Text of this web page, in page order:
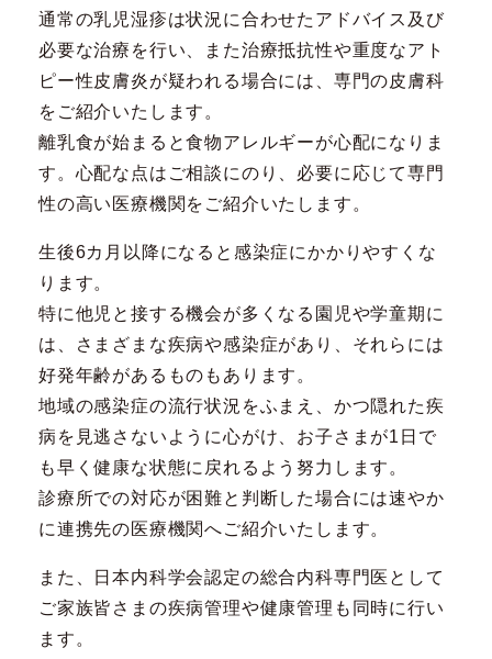
通常の乳児湿疹は状況に合わせたアドバイス及び
必要な治療を行い、また治療抵抗性や重度なアト
ピー性皮膚炎が疑われる場合には、専門の皮膚科
をご紹介いたします。
離乳食が始まると食物アレルギーが心配になりま
す。心配な点はご相談にのり、必要に応じて専門
性の高い医療機関をご紹介いたします。
生後6カ月以降になると感染症にかかりやすくな
ります。
特に他児と接する機会が多くなる園児や学童期に
は、さまざまな疾病や感染症があり、それらには
好発年齢があるものもあります。
地域の感染症の流行状況をふまえ、かつ隠れた疾
病を見逃さないように心がけ、お子さまが1日で
も早く健康な状態に戻れるよう努力します。
診療所での対応が困難と判断した場合には速やか
に連携先の医療機関へご紹介いたします。
また、日本内科学会認定の総合内科専門医として
ご家族皆さまの疾病管理や健康管理も同時に行い
ます。